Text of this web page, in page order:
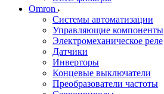
Omron
Системы автоматизации
Управляющие компоненты
Электромеханическое реле
Датчики
Инверторы
Концевые выключатели
Преобразователи частоты